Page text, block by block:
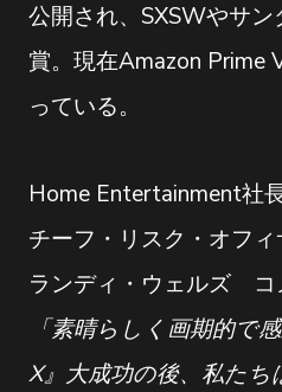
公開され、SXSWやサ
賞。現在Amazon Prime
っている。
Home Entertainment社
チーフ・リスク・オフィ
ランディ・ウェルズ コ
「素晴らしく画期的で
X』大成功の後、私たち